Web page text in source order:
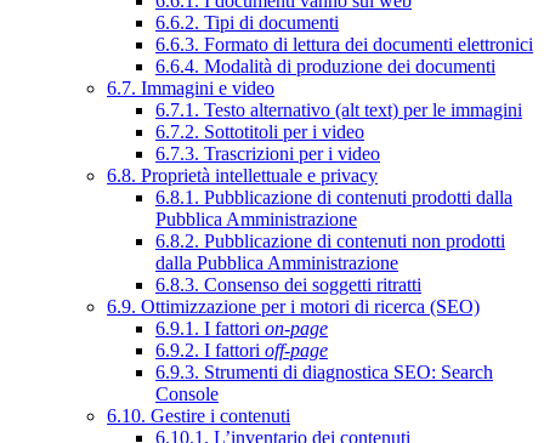
6.6.2. Tipi di documenti
6.6.3. Formato di lettura dei documenti elettronici
6.6.4. Modalità di produzione dei documenti
6.7. Immagini e video
6.7.1. Testo alternativo (alt text) per le immagini
6.7.2. Sottotitoli per i video
6.7.3. Trascrizioni per i video
6.8. Proprietà intellettuale e privacy
6.8.1. Pubblicazione di contenuti prodotti dalla
Pubblica Amministrazione
6.8.2. Pubblicazione di contenuti non prodotti
dalla Pubblica Amministrazione
6.8.3. Consenso dei soggetti ritratti
6.9. Ottimizzazione per i motori di ricerca (SEO)
6.9.1. I fattori on-page
6.9.2. I fattori off-page
6.9.3. Strumenti di diagnostica SEO: Search
Console
6.10. Gestire i contenuti
6.10.1. L’inventario dei contenuti